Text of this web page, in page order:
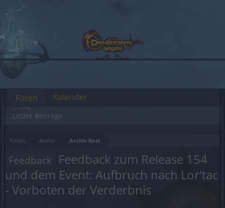
Foren Archiv Archiv Rest
Feedback Feedback zum Release 154
und dem Event: Aufbruch nach Lor'tac
- Vorboten der Verderbnis
Foren
Letzte Beiträge
Kalender